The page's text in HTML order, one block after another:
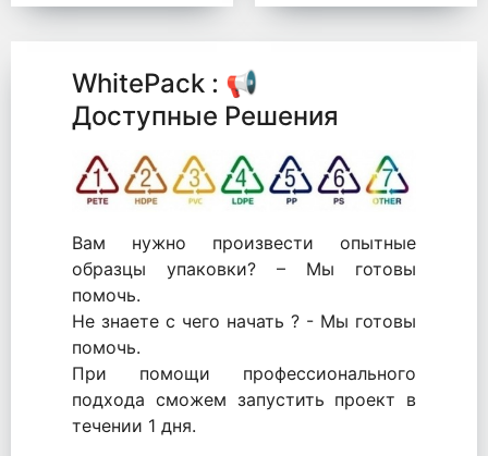
для утилизации
микробы от
WhitePack : 📢
Доступные Решения
Вам нужно произвести опытные
образцы упаковки? – Мы готовы
помочь.
Не знаете с чего начать ? - Мы готовы
помочь.
При помощи профессионального
подхода сможем запустить проект в
течении 1 дня.